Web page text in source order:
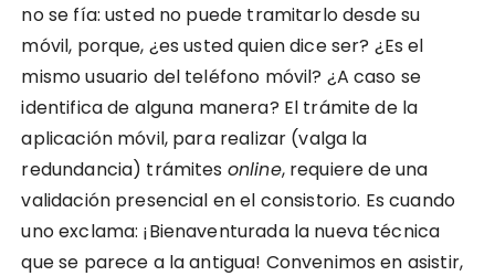
no se fía: usted no puede tramitarlo desde su
móvil, porque, ¿es usted quien dice ser? ¿Es el
mismo usuario del teléfono móvil? ¿A caso se
identifica de alguna manera? El trámite de la
aplicación móvil, para realizar (valga la
redundancia) trámites online, requiere de una
validación presencial en el consistorio. Es cuando
uno exclama: ¡Bienaventurada la nueva técnica
que se parece a la antigua! Convenimos en asistir,